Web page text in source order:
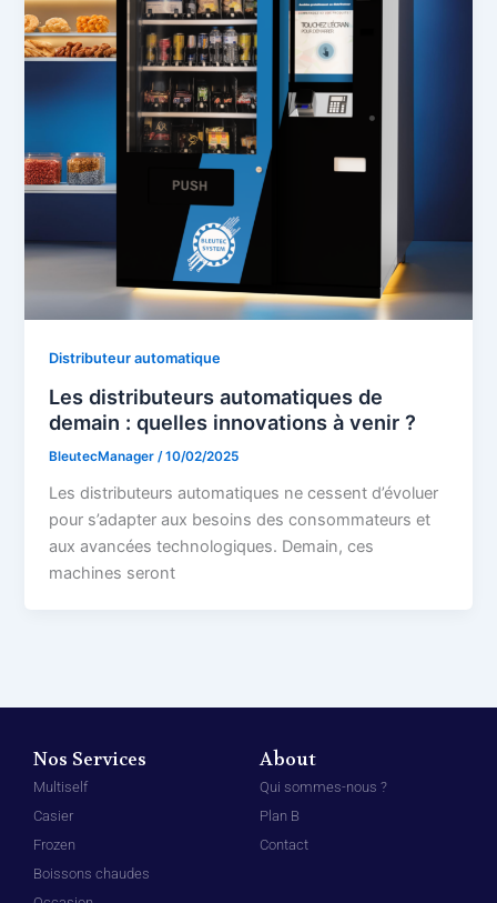
Distributeur automatique
Les distributeurs automatiques de
demain : quelles innovations à venir ?
BleutecManager /10/02/2025
Les distributeurs automatiques ne cessent d’évoluer
pour s’adapter aux besoins des consommateurs et
aux avancées technologiques. Demain, ces
machines seront
Nos Services
Multiself
Casier
Frozen
Boissons chaudes
About
Qui sommes-nous ?
Plan B
Contact